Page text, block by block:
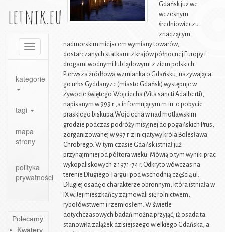
letnik.eu
Toggle
navigation
kategorie
tagi
mapa
strony
polityka
prywatności
Polecamy:
Kwatery
Gdańsk już we
wczesnym
średniowieczu
znaczącym
nadmorskim miejscem wymiany towarów,
dostarczanych statkami z krajów północnej Europy i
drogami wodnymi lub lądowymi z ziem polskich.
Pierwsza źródłowa wzmianka o Gdańsku, nazywająca
go urbs Gyddanyzc (miasto Gdańsk) występuje w
Żywocie świętego Wojciecha (Vita sancti Adalberti),
napisanym w 999 r.,a informującym m.in. o pobycie
praskiego biskupa Wojciecha w nad motlawskim
grodzie podczas podróży misyjnej do pogańskich Prus,
zorganizowanej w 997 r. z inicjatywy króla Bolesława
Chrobrego. W tym czasie Gdańsk istniał już
przynajmniej od półtora wieku. Mówią o tym wyniki prac
wykopaliskowych z 1971-74 r. Odkryto wówczas na
terenie Długiego Targu i pod wschodnią częścią ul.
Długiej osadę o charakterze obronnym, która istniała w
IX w. Jej mieszkańcy zajmowali się rolnictwem,
rybołówstwem i rzemiosłem. W świetle
dotychczasowych badań można przyjąć, iż osada ta
stanowiła zalążek dzisiejszego wielkiego Gdańska, a